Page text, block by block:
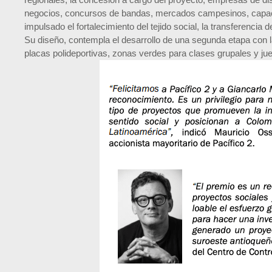
negocios, concursos de bandas, mercados campesinos,
impulsado el fortalecimiento del tejido social, la transferencia
Su diseño, contempla el desarrollo de una segunda etapa
placas polideportivas, zonas verdes para clases grupales y